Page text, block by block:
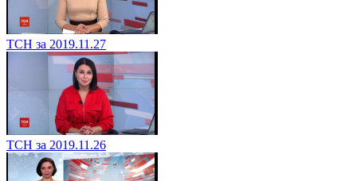
ТСН за 2019.11.27
ТСН за 2019.11.26